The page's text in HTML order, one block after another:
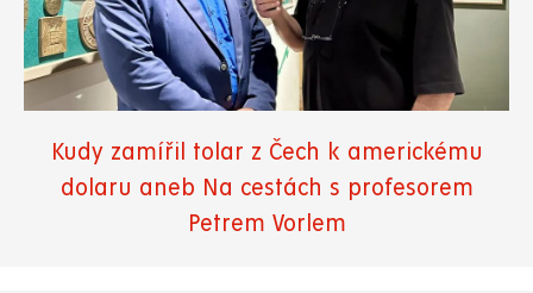
Kudy zamířil tolar z Čech k americkému
dolaru aneb Na cestách s profesorem
Petrem Vorlem